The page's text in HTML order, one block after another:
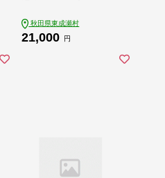
ホテル 温泉]
秋田県東成瀬村
21,000 円